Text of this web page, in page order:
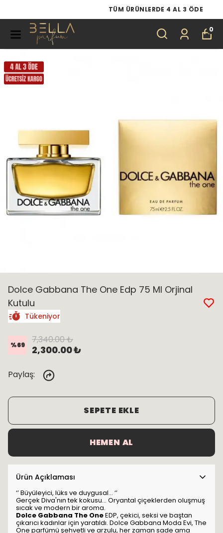
TÜM ÜRÜNLERDE 4 AL 3 ÖDE
0
Dolce Gabbana The One Edp 75 Ml Orjinal
Kutulu
Tükeniyor
%69 7,340.00 ₺
2,300.00 ₺
Paylaş:
SEPETE EKLE
HEMEN AL
Ürün Açıklaması
‘’ Büyüleyici, lüks ve duygusal… ‘’
Gerçek Diva'nın tek kokusu… Oryantal çiçeklerden oluşmuş
sıcak ve modern bir aroma.
Dolce Gabbana The OneEDP, çekici, seksi ve baştan
çıkarıcı kadınlar için yaratıldı. Dolce Gabbana Moda Evi, The
One parfümü şehvetli ve arzulu, her zaman sade ama